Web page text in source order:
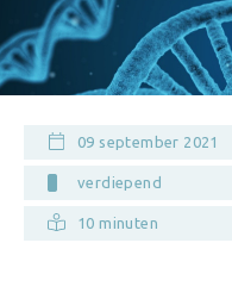
09 september 2021
verdiepend
10 minuten